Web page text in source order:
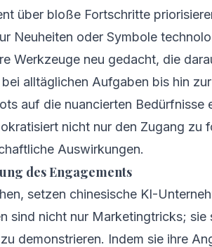
über bloße Fortschritte
Neuheiten oder Symbole
Werkzeuge neu gedacht, die
alltäglichen Aufgaben bis hin
auf die nuancierten Bedürfnisse
nicht nur den Zugang zu
Auswirkungen.
des Engagements
setzen chinesische KI-
sind nicht nur Marketingtricks;
demonstrieren. Indem sie ihre